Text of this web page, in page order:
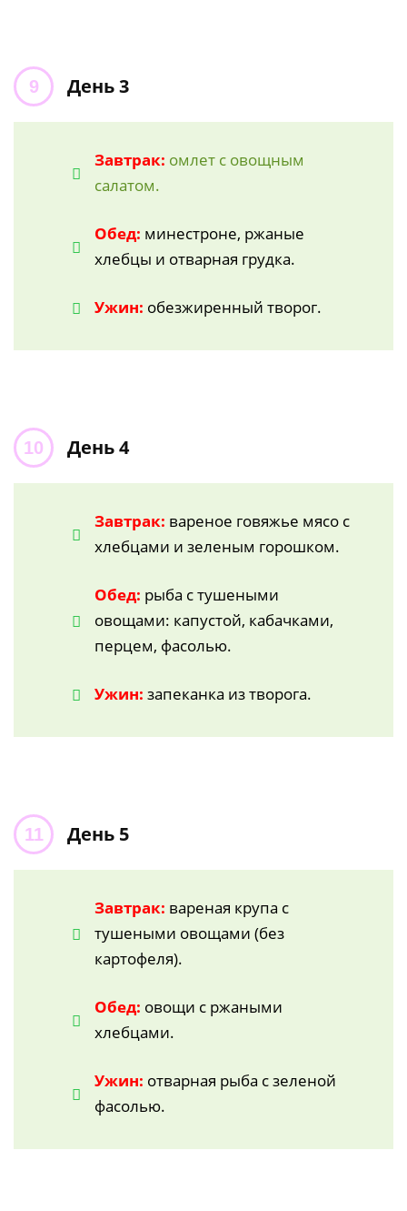
День 3
Завтрак: омлет с овощным
салатом.
Обед: минестроне, ржаные
хлебцы и отварная грудка.
Ужин: обезжиренный творог.
День 4
Завтрак: вареное говяжье мясо с
хлебцами и зеленым горошком.
Обед: рыба с тушеными
овощами: капустой, кабачками,
перцем, фасолью.
Ужин: запеканка из творога.
День 5
Завтрак: вареная крупа с
тушеными овощами (без
картофеля).
Обед: овощи с ржаными
хлебцами.
Ужин: отварная рыба с зеленой
фасолью.